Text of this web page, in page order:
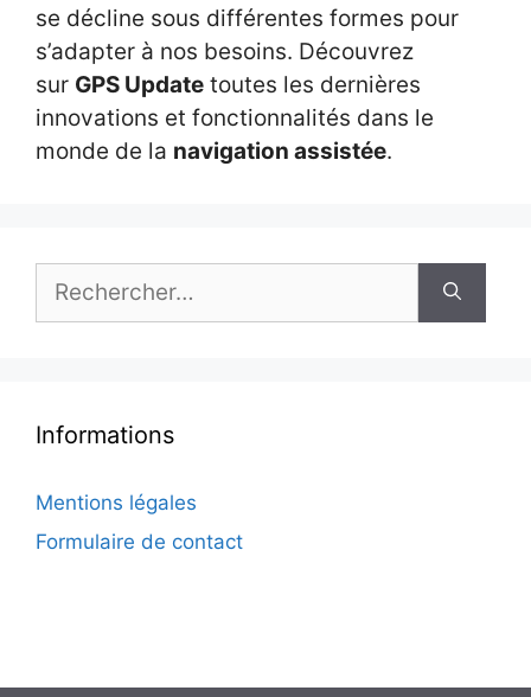
se décline sous différentes formes pour
s’adapter à nos besoins. Découvrez
sur GPS Update toutes les dernières
innovations et fonctionnalités dans le
monde de la navigation assistée.
Informations
Mentions légales
Formulaire de contact